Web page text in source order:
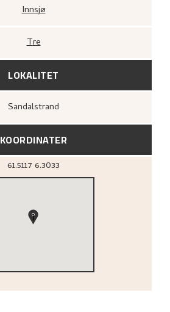
Innsjø
Tre
LOKALITET
Sandalstrand
KOORDINATER
61.5117 6.3033
1